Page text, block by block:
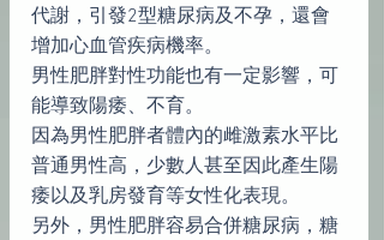
代謝，引發2型糖尿病及不孕，還會
增加心血管疾病機率。
男性肥胖對性功能也有一定影響，可
能導致陽痿、不育。
因為男性肥胖者體內的雌激素水平比
普通男性高，少數人甚至因此產生陽
痿以及乳房發育等女性化表現。
另外，男性肥胖容易合併糖尿病，糖